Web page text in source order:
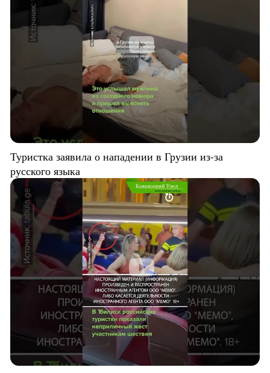
Туристка заявила о нападении в Грузии из-за
русского языка